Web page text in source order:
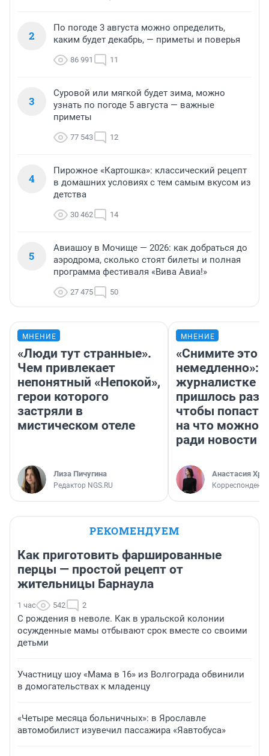
2
По погоде 3 августа можно определить,
каким будет декабрь, — приметы и поверья
86 991 11
3
Суровой или мягкой будет зима, можно
узнать по погоде 5 августа — важные
приметы
77 543 12
4
Пирожное «Картошка»: классический рецепт
в домашних условиях с тем самым вкусом из
детства
30 462 14
5
Авиашоу в Мочище — 2026: как добраться до
аэродрома, сколько стоят билеты и полная
программа фестиваля «Вива Авиа!»
27 475 50
МНЕНИЕ
«Люди тут странные».
Чем привлекает
непонятный «Непокой»,
герои которого
застряли в
мистическом отеле
Лиза Пичугина
Редактор NGS.RU
МНЕНИЕ
«Снимите это
немедленно»:
журналистке
пришлось
чтобы попасть
на что можно
ради новости
Анастасия
Корреспондент
РЕКОМЕНДУЕМ
Как приготовить фаршированные
перцы — простой рецепт от
жительницы Барнаула
1 час 542 2
С рождения в неволе. Как в уральской колонии
осужденные мамы отбывают срок вместе со своими
детьми
Участницу шоу «Мама в 16» из Волгограда обвинили
в домогательствах к младенцу
«Четыре месяца больничных»: в Ярославле
автомобилист изувечил пассажира «Яавтобуса»